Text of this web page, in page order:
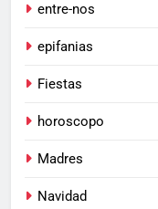
entre-nos
epifanias
Fiestas
horoscopo
Madres
Navidad